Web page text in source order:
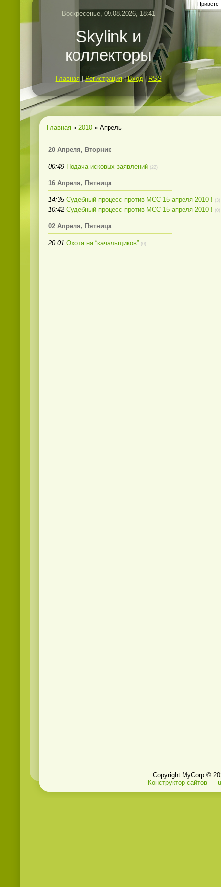
Воскресенье, 09.08.2026, 18:41
Skylink и
коллекторы
Главная |Регистрация|Вход| RSS
Главная » 2010 » Апрель
20 Апреля, Вторник
00:49 Подача исковых заявлений (22)
16 Апреля, Пятница
14:35 Судебный процесс против МСС 15 апреля 2010 ! (3)
10:42 Судебный процесс против МСС 15 апреля 2010 ! (0)
02 Апреля, Пятница
20:01 Охота на “качальщиков” (0)
Copyright MyCorp ©
Конструктор сайтов—